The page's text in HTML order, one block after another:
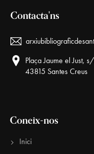
Contacta'ns
Plaça Jaume el Just,
43815 Santes Creus
Coneix-nos
Inici